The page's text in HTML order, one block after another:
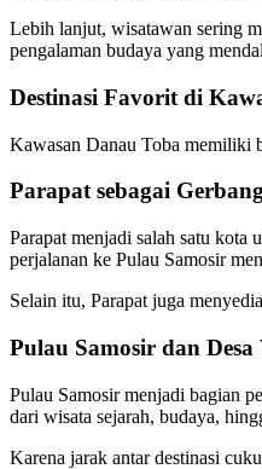
Lebih lanjut, wisatawan sering
pengalaman budaya yang
Destinasi Favorit di
Kawasan Danau Toba memiliki
Parapat sebagai
Parapat menjadi salah satu kota
perjalanan ke Pulau Samosir
Selain itu, Parapat juga
Pulau Samosir dan Desa
Pulau Samosir menjadi bagian
dari wisata sejarah, budaya,
Karena jarak antar destinasi